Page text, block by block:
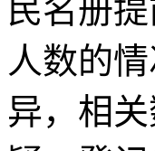
民名册
人数的
异，相